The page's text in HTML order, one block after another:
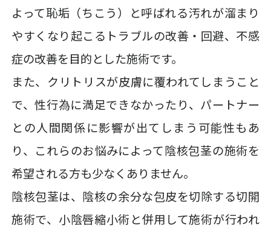
よって恥垢（ちこう）と呼ばれる汚れが溜まり
やすくなり起こるトラブルの改善・回避、不感
症の改善を目的とした施術です。
また、クリトリスが皮膚に覆われてしまうこと
で、性行為に満足できなかったり、パートナー
との人間関係に影響が出てしまう可能性もあ
り、これらのお悩みによって陰核包茎の施術を
希望される方も少なくありません。
陰核包茎は、陰核の余分な包皮を切除する切開
施術で、小陰唇縮小術と併用して施術が行われ